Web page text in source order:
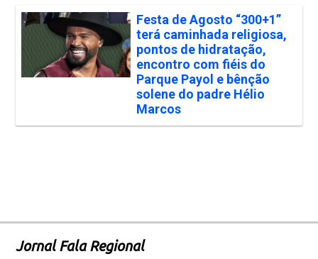
Festa de Agosto “300+1”
terá caminhada religiosa,
pontos de hidratação,
encontro com fiéis do
Parque Payol e bênção
solene do padre Hélio
Marcos
Jornal Fala Regional